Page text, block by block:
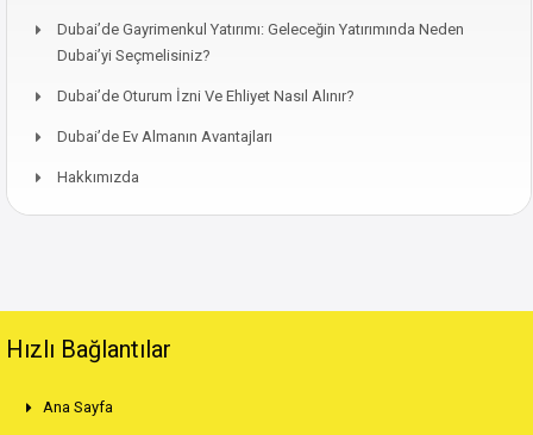
Dubai’de Gayrimenkul Yatırımı: Geleceğin Yatırımında Neden
Dubai’yi Seçmelisiniz?
Dubai’de Oturum İzni Ve Ehliyet Nasıl Alınır?
Dubai’de Ev Almanın Avantajları
Hakkımızda
Hızlı Bağlantılar
Ana Sayfa